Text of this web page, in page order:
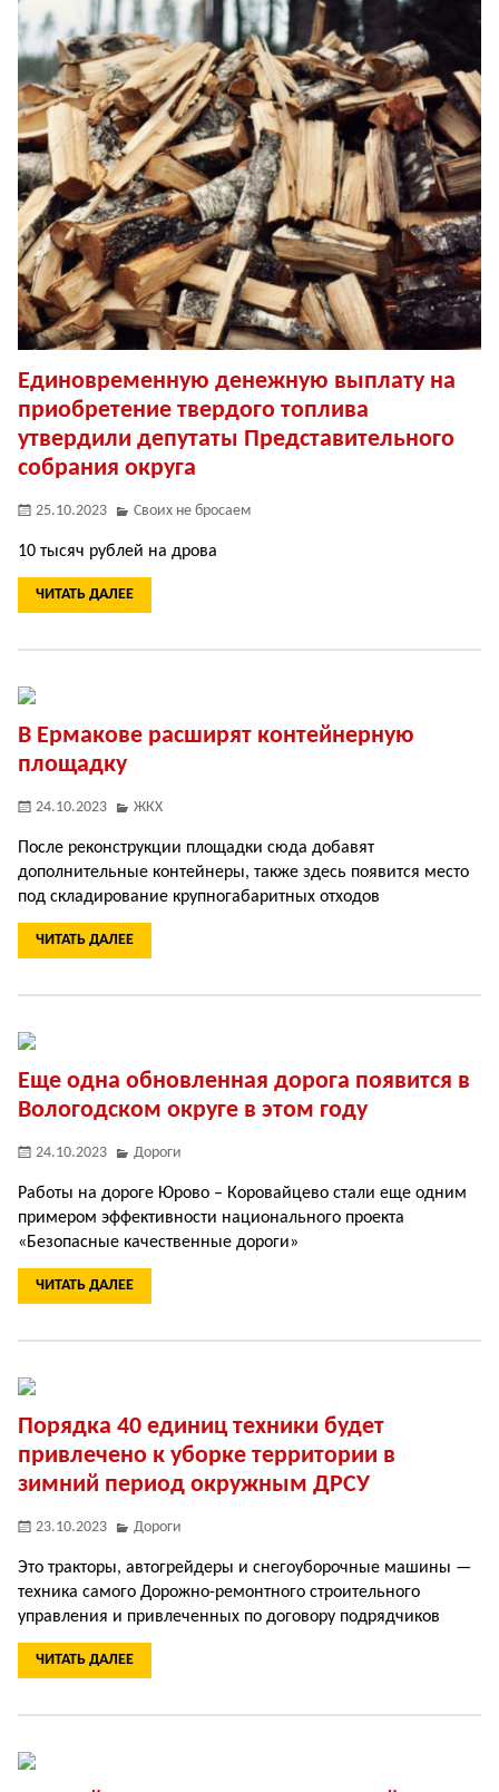
Единовременную денежную выплату на
приобретение твердого топлива
утвердили депутаты Представительного
собрания округа
25.10.2023 Своих не бросаем
10 тысяч рублей на дрова
ЧИТАТЬ ДАЛЕЕ
В Ермакове расширят контейнерную
площадку
24.10.2023 ЖКХ
После реконструкции площадки сюда добавят
дополнительные контейнеры, также здесь появится место
под складирование крупногабаритных отходов
ЧИТАТЬ ДАЛЕЕ
Еще одна обновленная дорога появится в
Вологодском округе в этом году
24.10.2023 Дороги
Работы на дороге Юрово – Коровайцево стали еще одним
примером эффективности национального проекта
«Безопасные качественные дороги»
ЧИТАТЬ ДАЛЕЕ
Порядка 40 единиц техники будет
привлечено к уборке территории в
зимний период окружным ДРСУ
23.10.2023 Дороги
Это тракторы, автогрейдеры и снегоуборочные машины —
техника самого Дорожно-ремонтного строительного
управления и привлеченных по договору подрядчиков
ЧИТАТЬ ДАЛЕЕ